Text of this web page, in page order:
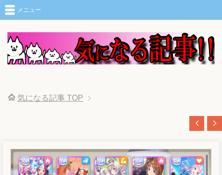
メニュー
気になる記事 TOP